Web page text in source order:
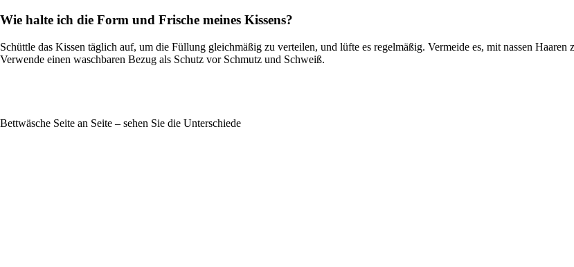
Wie halte ich die Form und Frische meines Kissens?
Schüttle das Kissen täglich auf, um die Füllung gleichmäßig zu verteilen, und lüfte es regelmäßig. Vermeide es, mit nassen
Verwende einen waschbaren Bezug als Schutz vor Schmutz und Schweiß.
Bettwäsche Seite an Seite – sehen Sie die Unterschiede